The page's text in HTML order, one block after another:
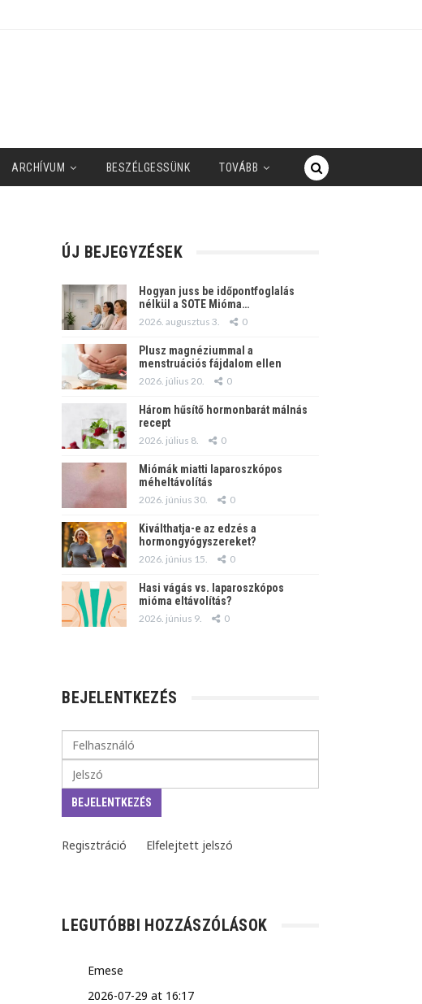
ARCHÍVUM BESZÉLGESSÜNK TOVÁBB
ÚJ BEJEGYZÉSEK
Hogyan juss be időpontfoglalás
nélkül a SOTE Mióma…
2026. augusztus 3. 0
Plusz magnéziummal a
menstruációs fájdalom ellen
2026. július 20. 0
Három hűsítő hormonbarát málnás
recept
2026. július 8. 0
Miómák miatti laparoszkópos
méheltávolítás
2026. június 30. 0
Kiválthatja-e az edzés a
hormongyógyszereket?
2026. június 15. 0
Hasi vágás vs. laparoszkópos
mióma eltávolítás?
2026. június 9. 0
BEJELENTKEZÉS
Regisztráció Elfelejtett jelszó
LEGUTÓBBI HOZZÁSZÓLÁSOK
Emese
2026-07-29 at 16:17